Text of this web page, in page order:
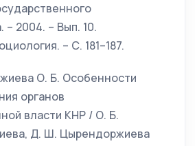
– 2004. – Вып. 10.
– С. 181–187.
О. Б. Особенности
органов
власти КНР / О. Б.
Д. Ш. Цырендоржиева